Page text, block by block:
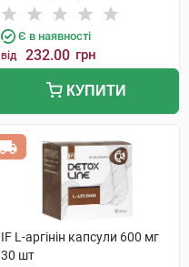
Є в наявності
від 232.00 грн
КУПИТИ
IF L-аргінін капсули 600 мг
30 шт